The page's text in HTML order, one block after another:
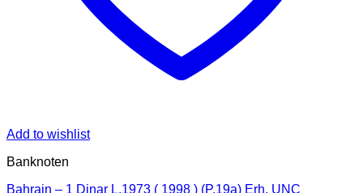
Add to wishlist
Banknoten
Bahrain – 1 Dinar L.1973 ( 1998 ) (P.19a) Erh. UNC